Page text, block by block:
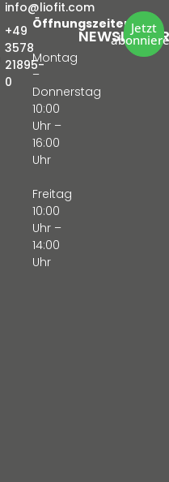
info@liofit.com
+49
3578
21895-
0
Öffnungszeiten:
Montag
–
Donnerstag
10:00
Uhr –
16:00
Uhr
Freitag
10:00
Uhr –
14:00
Uhr
NEWSLETTER
Jetzt